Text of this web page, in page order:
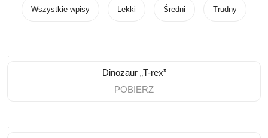
Wszystkie wpisy Lekki Średni Trudny
Dinozaur „T-rex”
POBIERZ